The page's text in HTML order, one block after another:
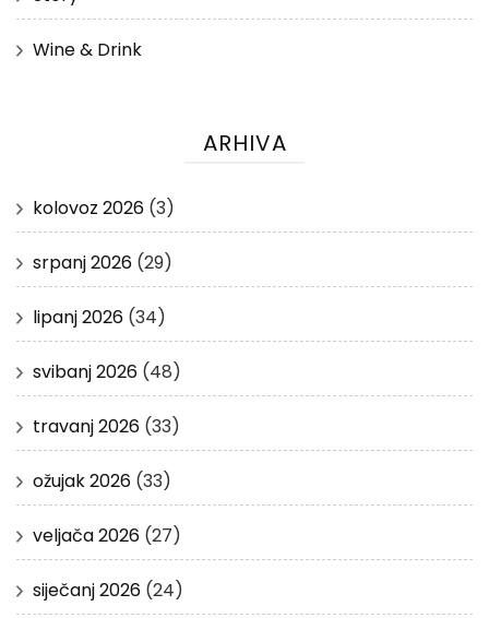
Wine & Drink
ARHIVA
kolovoz 2026 (3)
srpanj 2026 (29)
lipanj 2026 (34)
svibanj 2026 (48)
travanj 2026 (33)
ožujak 2026 (33)
veljača 2026 (27)
siječanj 2026 (24)